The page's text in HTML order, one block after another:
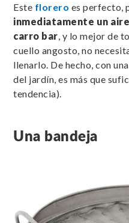
Este florero es perfecto,
inmediatamente un
carro bar , y lo mejor de
cuello angosto, no
llenarlo. De hecho, con
del jardín, es más que
tendencia).
Una bandeja